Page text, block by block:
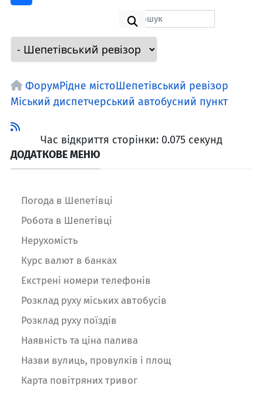
ФорумРідне містоШепетівський ревізор
Міський диспетчерський автобусний пункт
Час відкриття сторінки: 0.075 секунд
ДОДАТКОВЕ МЕНЮ
Погода в Шепетівці
Робота в Шепетівці
Нерухомість
Курс валют в банках
Екстрені номери телефонів
Розклад руху міських автобусів
Розклад руху поїздів
Наявність та ціна палива
Назви вулиць, провулків і площ
Карта повітряних тривог